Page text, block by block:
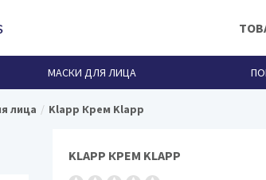
МАСКИ ДЛЯ ЛИЦА
лица Klapp Крем Klapp
KLAPP КРЕМ KLAPP